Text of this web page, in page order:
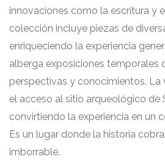
innovaciones como la escritura y
colección incluye piezas de
enriqueciendo la experiencia
alberga exposiciones temporales
perspectivas y conocimientos. La
el acceso al sitio arqueológico de
convirtiendo la experiencia en un
Es un lugar donde la historia
imborrable.